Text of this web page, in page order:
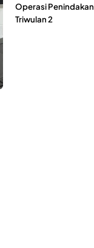
Operasi Penindakan
Triwulan 2